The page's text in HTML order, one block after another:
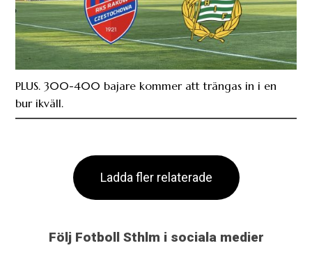
PLUS. 300-400 bajare kommer att trängas in i en
bur ikväll.
Ladda fler relaterade
Följ Fotboll Sthlm i sociala medier